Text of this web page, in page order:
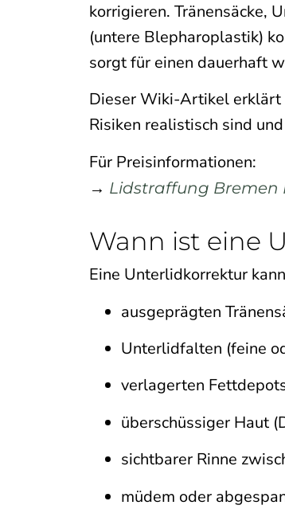
korrigieren. Tränensäcke,
(untere Blepharoplastik)
sorgt für einen dauerhaft
Dieser Wiki-Artikel erklärt
Risiken realistisch sind
Für Preisinformationen:
→ Lidstraffung Bremen
Wann ist eine
Eine Unterlidkorrektur
ausgeprägten
Unterlidfalten (feine
verlagerten
überschüssiger Haut
sichtbarer Rinne
müdem oder